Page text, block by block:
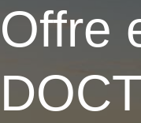
Offre